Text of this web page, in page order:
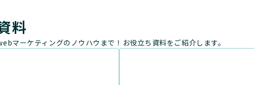
料
マーケティングのノウハウまで！お役立ち資料をご紹介します。